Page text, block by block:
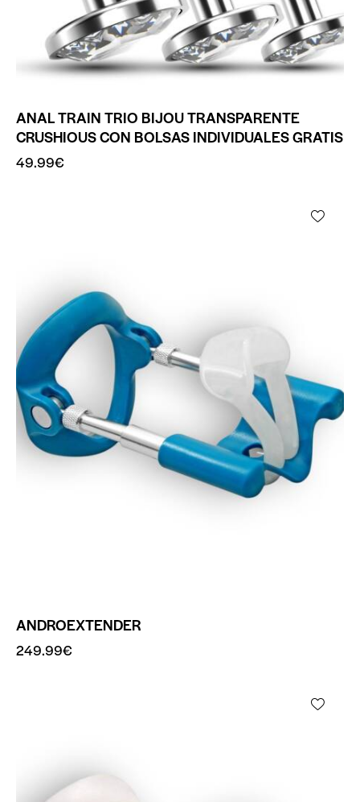
ANAL TRAIN TRIO BIJOU TRANSPARENTE
CRUSHIOUS CON BOLSAS INDIVIDUALES GRATIS
49.99€
ANDROEXTENDER
249.99€